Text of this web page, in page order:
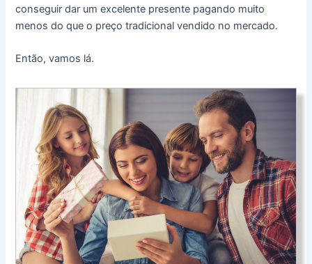
conseguir dar um excelente presente pagando muito
menos do que o preço tradicional vendido no mercado.
Então, vamos lá.